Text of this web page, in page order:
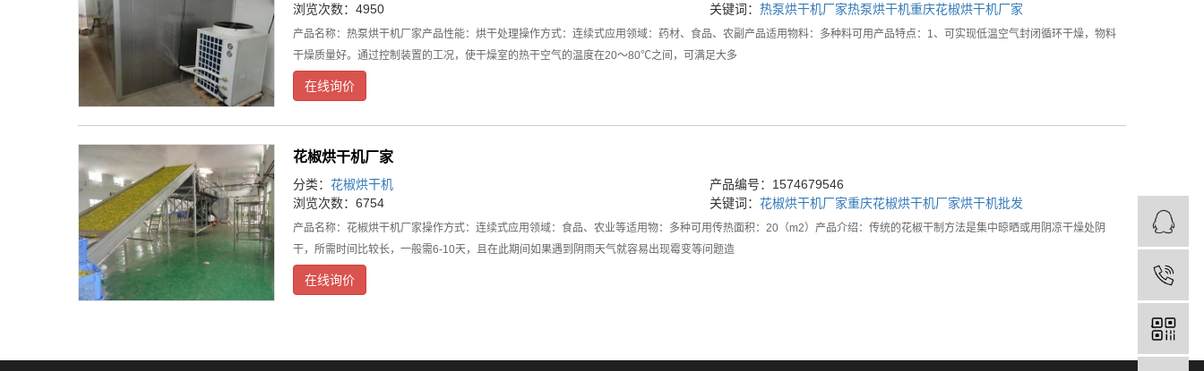
浏览次数：4950
关键词： 热泵烘干机厂家热泵烘干机重庆花椒烘干机厂家
产品名称：热泵烘干机厂家产品性能：烘干处理操作方式：连续式应用领域：药材、食品、农副产品适用物料：多种料可用产品特点：1、可实现低温空气封闭循环干燥，物料
干燥质量好。通过控制装置的工况，使干燥室的热干空气的温度在20～80℃之间，可满足大多
在线询价
花椒烘干机厂家
分类： 花椒烘干机
产品编号：1574679546
浏览次数：6754
关键词： 花椒烘干机厂家重庆花椒烘干机厂家烘干机批发
产品名称：花椒烘干机厂家操作方式：连续式应用领域：食品、农业等适用物：多种可用传热面积：20（m2）产品介绍：传统的花椒干制方法是集中晾晒或用阴凉干燥处阴
干，所需时间比较长，一般需6-10天，且在此期间如果遇到阴雨天气就容易出现霉变等问题造
在线询价